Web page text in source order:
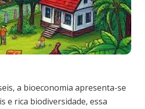
a bioeconomia apresenta-se
e rica biodiversidade, essa